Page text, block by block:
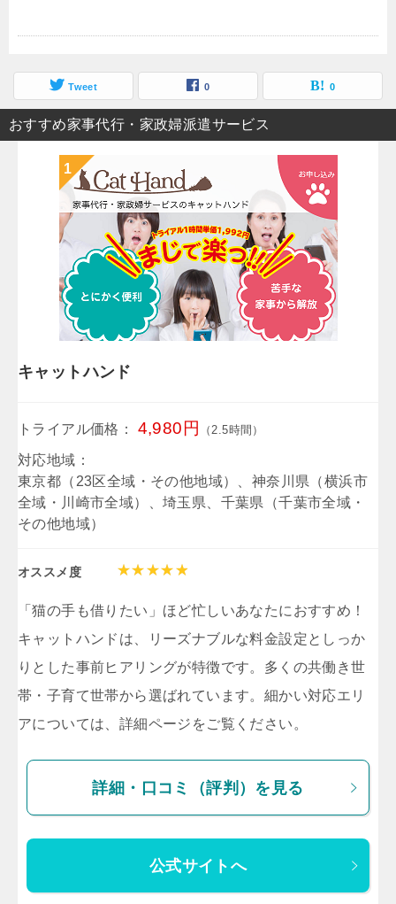
Tweet 0 0
おすすめ家事代行・家政婦派遣サービス
キャットハンド
トライアル価格： 4,980円 （2.5時間）
対応地域：
東京都（23区全域・その他地域）、神奈川県（横浜市
全域・川崎市全域）、埼玉県、千葉県（千葉市全域・
その他地域）
オススメ度
「猫の手も借りたい」ほど忙しいあなたにおすすめ！
キャットハンドは、リーズナブルな料金設定としっか
りとした事前ヒアリングが特徴です。多くの共働き世
帯・子育て世帯から選ばれています。細かい対応エリ
アについては、詳細ページをご覧ください。
詳細・口コミ（評判）を見る
公式サイトへ